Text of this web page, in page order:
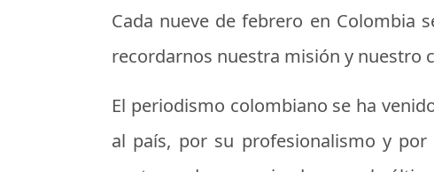
Cada nueve de febrero en Colombia
recordarnos nuestra misión y nuestro
El periodismo colombiano se ha
al país, por su profesionalismo y